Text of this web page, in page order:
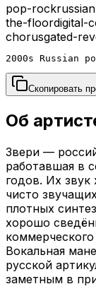
pop-rock
the-floordigital-
chorusgated-
2000s Russian
Скопировать
Об
Звери —
работавшая в
годов. Их звук
чисто
плотных
хорошо
Вокальная
русской
заметным в